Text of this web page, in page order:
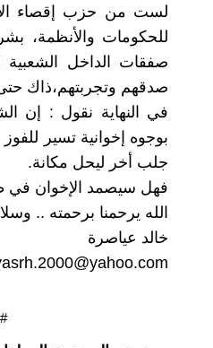
لست من حزب إقصاء
للحكومات والأنظمة،
صفقات الداخل الشعبية
صدقهم وتجربتهم،ذاك
في النهاية نقول : إن
بوجوه إخوانية تسير
جلب أخر ليحل مكانة.
فهل سيصمد الإخوان في
الله يرحمنا برحمته ..
خالد عياصرة